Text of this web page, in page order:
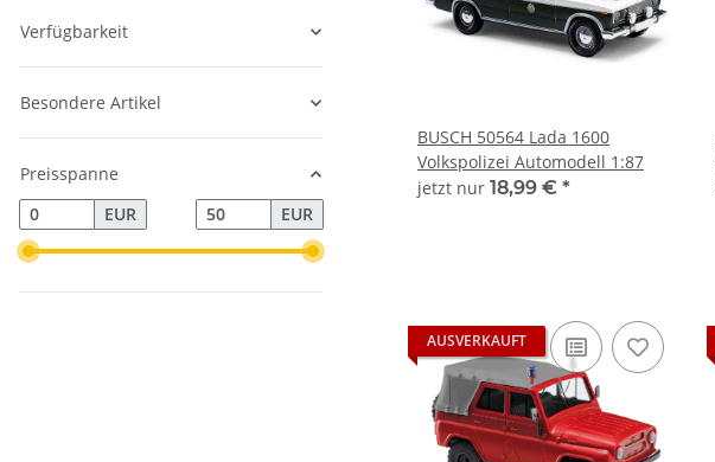
BUSCH 50564 Lada 1600
Volkspolizei Automodell 1:87
jetzt nur 18,99 € *
AUSVERKAUFT
Verfügbarkeit
Besondere Artikel
Preisspanne
EUR
EUR